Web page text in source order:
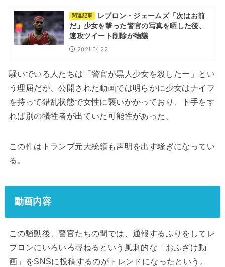
関連記事
レブロン・ジェームズ「次はお前
だ」少女を撃った警官の写真を晒した後、
速攻ツイート削除が物議
2021.04.22
騒いでいる人たちは「警官が黒人少女を殺したー」とい
う理屈だが、公開された動画では明らかに少女はナイフ
を持って錯乱状態で女性に襲いかかっており、下手をす
れば別の犠牲者が出ていた可能性があった。
この件はトランプ元大統領も声明を出す騒ぎになってい
る。
動画内容
この騒動後、警官たちの間では、通報するふりをしてレ
ブロンにいろいろ尋ねるという風刺的な「おふざけ動
画」をSNSに投稿するのがトレンドになったという。